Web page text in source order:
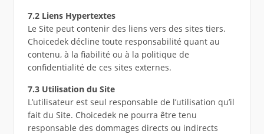
7.2 Liens Hypertextes
Le Site peut contenir des liens vers des sites tiers.
Choicedek décline toute responsabilité quant au
contenu, à la fiabilité ou à la politique de
confidentialité de ces sites externes.
7.3 Utilisation du Site
L’utilisateur est seul responsable de l’utilisation qu’il
fait du Site. Choicedek ne pourra être tenu
responsable des dommages directs ou indirects